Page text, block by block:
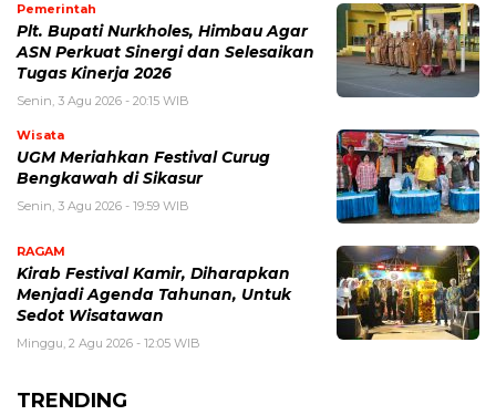
Pemerintah
Plt. Bupati Nurkholes, Himbau Agar
ASN Perkuat Sinergi dan Selesaikan
Tugas Kinerja 2026
Senin, 3 Agu 2026 - 20:15 WIB
Wisata
UGM Meriahkan Festival Curug
Bengkawah di Sikasur
Senin, 3 Agu 2026 - 19:59 WIB
RAGAM
Kirab Festival Kamir, Diharapkan
Menjadi Agenda Tahunan, Untuk
Sedot Wisatawan
Minggu, 2 Agu 2026 - 12:05 WIB
TRENDING